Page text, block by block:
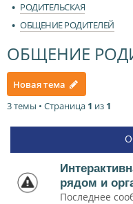
РОДИТЕЛЬСКАЯ
ОБЩЕНИЕ РОДИТЕЛЕЙ
ОБЩЕНИЕ
Новая тема
3 темы • Страница 1 из 1
рядом и
Последнее